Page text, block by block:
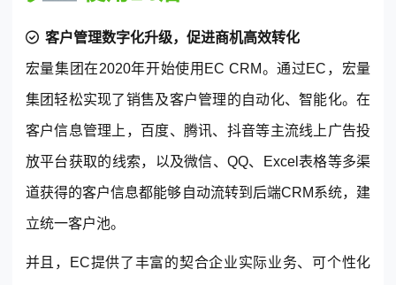
客户管理数字化升级，促进商机高效转化
宏量集团在2020年开始使用EC CRM。通过EC，宏量
集团轻松实现了销售及客户管理的自动化、智能化。在
客户信息管理上，百度、腾讯、抖音等主流线上广告投
放平台获取的线索，以及微信、QQ、Excel表格等多渠
道获得的客户信息都能够自动流转到后端CRM系统，建
立统一客户池。
并且，EC提供了丰富的契合企业实际业务、可个性化